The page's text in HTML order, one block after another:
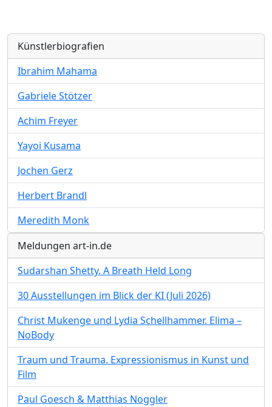
Künstlerbiografien
Ibrahim Mahama
Gabriele Stötzer
Achim Freyer
Yayoi Kusama
Jochen Gerz
Herbert Brandl
Meredith Monk
Meldungen art-in.de
Sudarshan Shetty. A Breath Held Long
30 Ausstellungen im Blick der KI (Juli 2026)
Christ Mukenge und Lydia Schellhammer. Elima –
NoBody
Traum und Trauma. Expressionismus in Kunst und
Film
Paul Goesch & Matthias Noggler